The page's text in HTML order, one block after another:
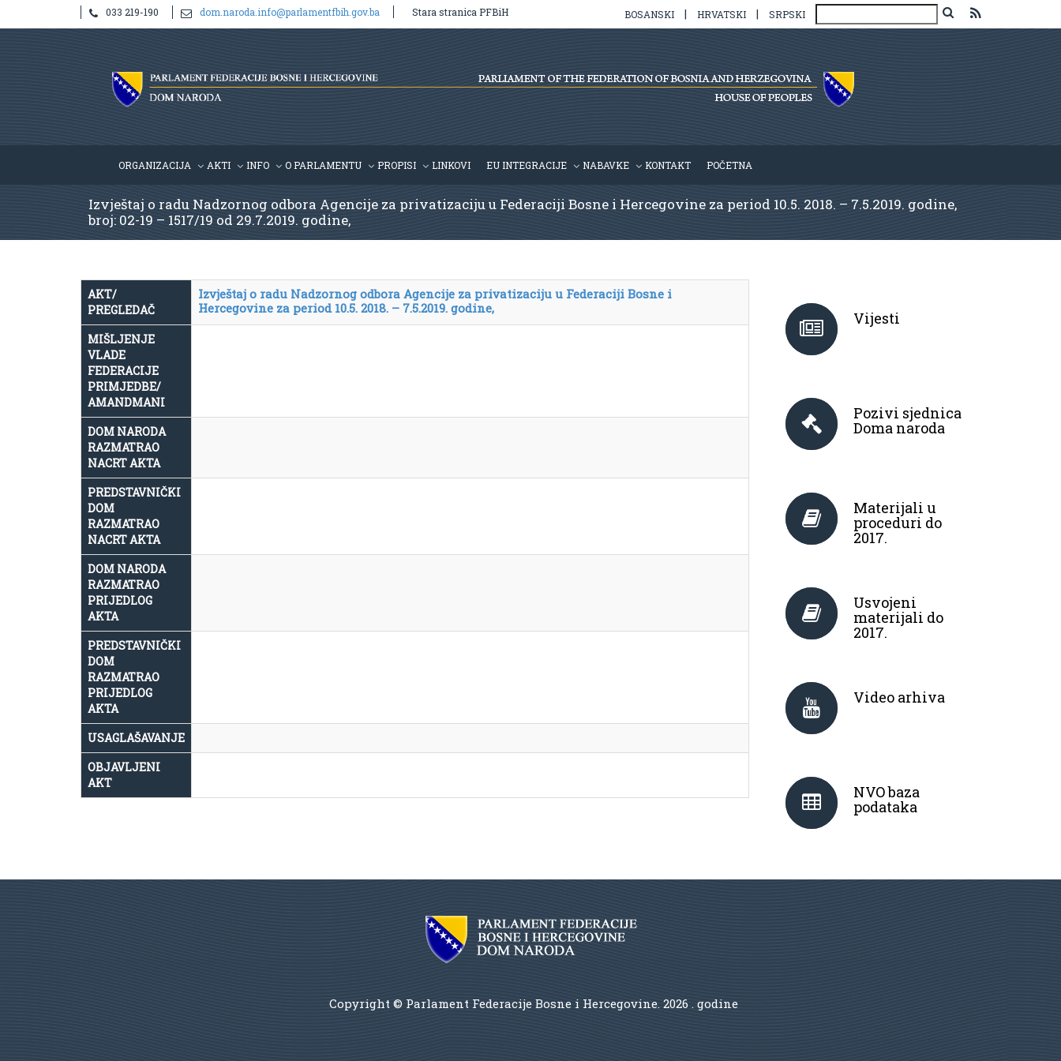
033 219-190 dom.naroda.info@parlamentfbih.gov.ba Stara stranica PFBiH BOSANSKI | HRVATSKI | SRPSKI
ORGANIZACIJA AKTI INFO O PARLAMENTU PROPISI LINKOVI EU INTEGRACIJE NABAVKE KONTAKT POČETNA
Izvještaj o radu Nadzornog odbora Agencije za privatizaciju u Federaciji Bosne i Hercegovine za period 10.5. 2018. – 7.5.2019. godine,
broj: 02-19 – 1517/19 od 29.7.2019. godine,
AKT/
PREGLEDAČ
Izvještaj o radu Nadzornog odbora Agencije za privatizaciju u Federaciji Bosne i
Hercegovine za period 10.5. 2018. – 7.5.2019. godine,
MIŠLJENJE
VLADE
FEDERACIJE
PRIMJEDBE/
AMANDMANI
DOM NARODA
RAZMATRAO
NACRT AKTA
PREDSTAVNIČKI
DOM
RAZMATRAO
NACRT AKTA
DOM NARODA
RAZMATRAO
PRIJEDLOG
AKTA
PREDSTAVNIČKI
DOM
RAZMATRAO
PRIJEDLOG
AKTA
USAGLAŠAVANJE
OBJAVLJENI
AKT
Vijesti
Pozivi sjednica
Doma naroda
Materijali u
proceduri do
2017.
Usvojeni
materijali do
2017.
Video arhiva
NVO baza
podataka
Copyright © Parlament Federacije Bosne i Hercegovine. 2026 . godine